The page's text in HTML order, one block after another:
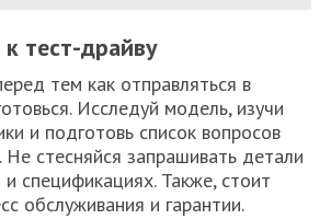
тест-драйву
тем как отправляться в
Исследуй модель, изучи
и подготовь список вопросов
стесняйся запрашивать детали
спецификациях. Также, стоит
обслуживания и гарантии.